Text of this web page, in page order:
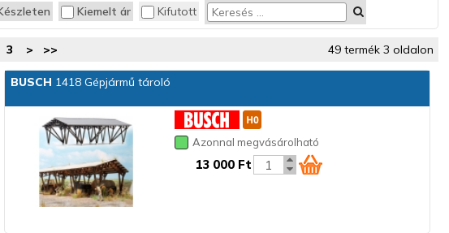
Kiemelt ár Kifutott
3 > >> 49 termék 3 oldalon
BUSCH 1418 Gépjármű tároló
Azonnal megvásárolható
13 000 Ft